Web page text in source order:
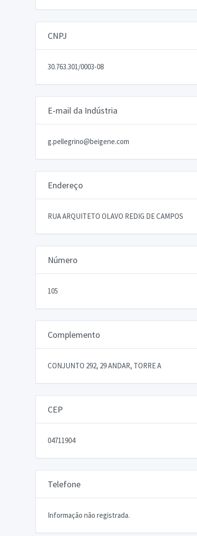
CNPJ
30.763.301/0003-08
E-mail da Indústria
g.pellegrino@beigene.com
Endereço
RUA ARQUITETO OLAVO REDIG DE CAMPOS
Número
105
Complemento
CONJUNTO 292, 29 ANDAR, TORRE A
CEP
04711904
Telefone
Informação não registrada.